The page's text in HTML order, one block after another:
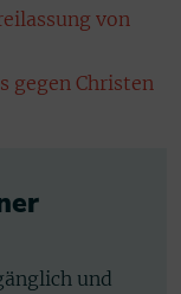
von
gegen Christen
und